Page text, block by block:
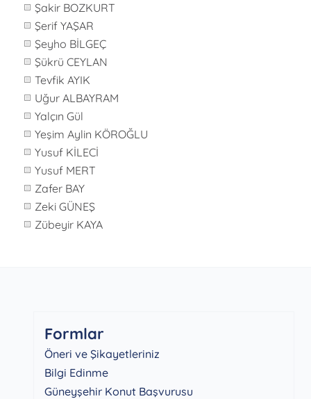
Şakir BOZKURT
Şerif YAŞAR
Şeyho BİLGEÇ
Şükrü CEYLAN
Tevfik AYIK
Uğur ALBAYRAM
Yalçın Gül
Yeşim Aylin KÖROĞLU
Yusuf KİLECİ
Yusuf MERT
Zafer BAY
Zeki GÜNEŞ
Zübeyir KAYA
Formlar
Öneri ve Şikayetleriniz
Bilgi Edinme
Güneyşehir Konut Başvurusu